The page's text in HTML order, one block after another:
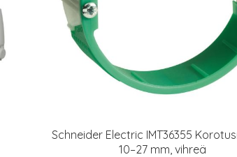
Schneider Electric IMT36355
10–27 mm, vihreä